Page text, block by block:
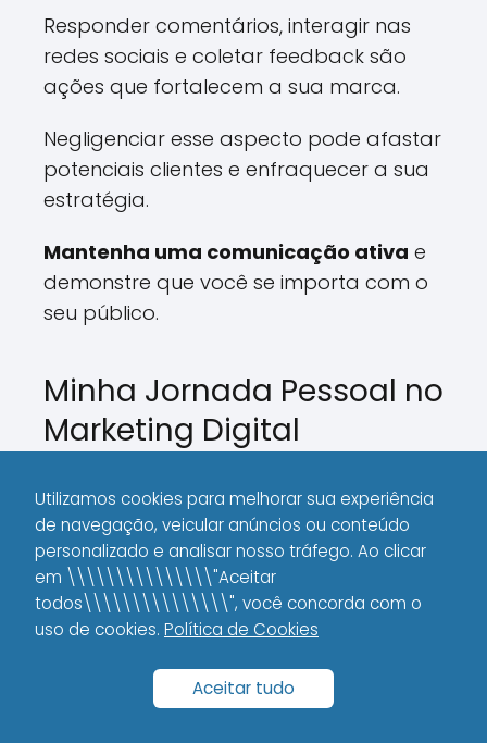
Responder comentários, interagir nas
redes sociais e coletar feedback são
ações que fortalecem a sua marca.
Negligenciar esse aspecto pode afastar
potenciais clientes e enfraquecer a sua
estratégia.
Mantenha uma comunicação ativa e
demonstre que você se importa com o
seu público.
Minha Jornada Pessoal no
Marketing Digital
minha caminhada nesse universo
começou de forma modesta.
Houve muitos momentos de dúvida,
noites mal dormidas pensando em
aquele medo de investir tempo e
dinheiro sem retorno garantido.
Utilizamos cookies para melhorar sua experiência
de navegação, veicular anúncios ou conteúdo
personalizado e analisar nosso tráfego. Ao clicar
em \\\\\\\\\\\\\\\"Aceitar
todos\\\\\\\\\\\\\\\", você concorda com o
uso de cookies. Política de Cookies
Aceitar tudo